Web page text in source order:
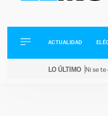
ELÉCTRICOS
CONDUCIR
ACTUALIDAD
LO ÚLTIMO Ni se